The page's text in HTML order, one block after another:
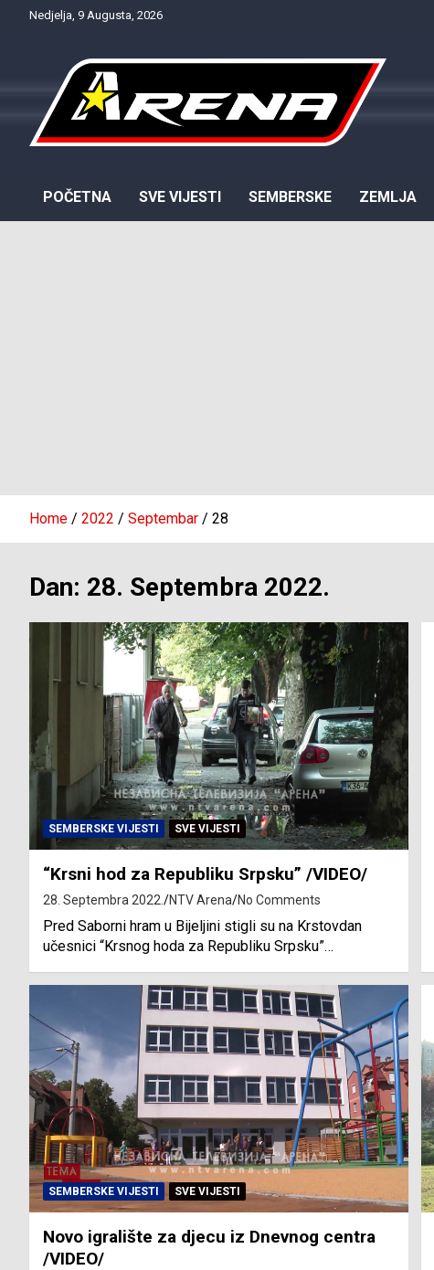
Nedjelja, 9 Augusta, 2026
POČETNA SVE VIJESTI SEMBERSKE ZEMLJA
Home 2022 Septembar 28
Dan: 28. Septembra 2022.
SEMBERSKE VIJESTI SVE VIJESTI
“Krsni hod za Republiku Srpsku” /VIDEO/
28. Septembra 2022. NTV Arena No Comments
Pred Saborni hram u Bijeljini stigli su na Krstovdan
učesnici “Krsnog hoda za Republiku Srpsku”…
SEMBERSKE VIJESTI SVE VIJESTI
Novo igralište za djecu iz Dnevnog centra
/VIDEO/